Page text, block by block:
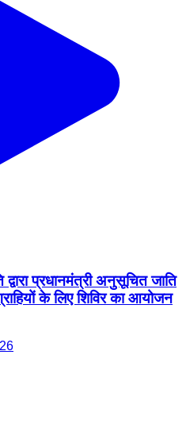
प्रधानमंत्री अनुसूचित जाति
के लिए शिविर का आयोजन